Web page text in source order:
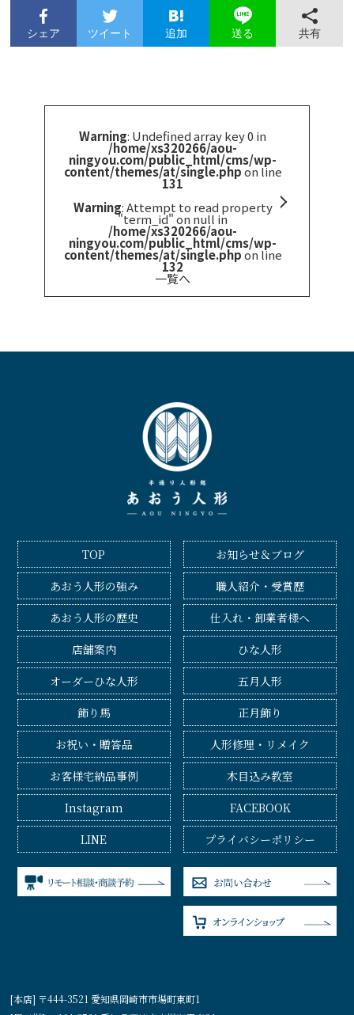
シェア ツイート 追加 送る 共有
Warning: Undefined array key 0 in
/home/xs320266/aou-
ningyou.com/public_html/cms/wp-
content/themes/at/single.phpon line
131
Warning: Attempt to read property
"term_id" on null in
/home/xs320266/aou-
ningyou.com/public_html/cms/wp-
content/themes/at/single.phpon line
132
一覧へ
TOP
お知らせ＆ブログ
あおう人形の強み
職人紹介・受賞歴
あおう人形の歴史
仕入れ・卸業者様へ
店舗案内
ひな人形
オーダーひな人形
五月人形
飾り馬
正月飾り
お祝い・贈答品
人形修理・リメイク
お客様宅納品事例
木目込み教室
Instagram
FACEBOOK
LINE
プライバシーポリシー
[本店] 〒444-3521 愛知県岡崎市市場町東町1